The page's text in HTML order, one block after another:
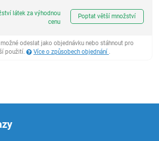
látek za výhodnou
cenu
Poptat větší množství
odeslat jako objednávku nebo stáhnout pro
použití.
Více o způsobech objednání .